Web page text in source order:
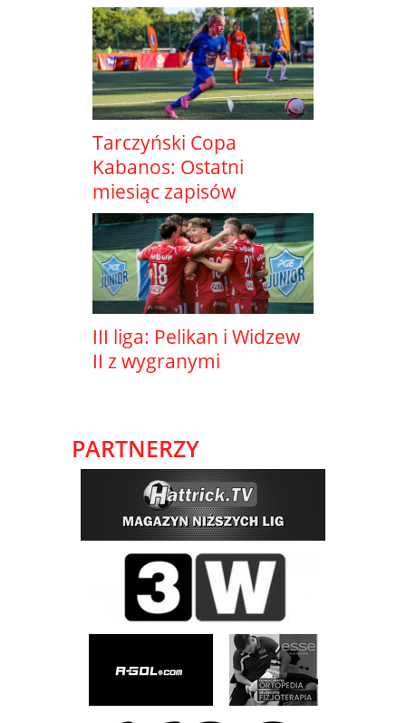
Tarczyński Copa
Kabanos: Ostatni
miesiąc zapisów
III liga: Pelikan i Widzew
II z wygranymi
PARTNERZY